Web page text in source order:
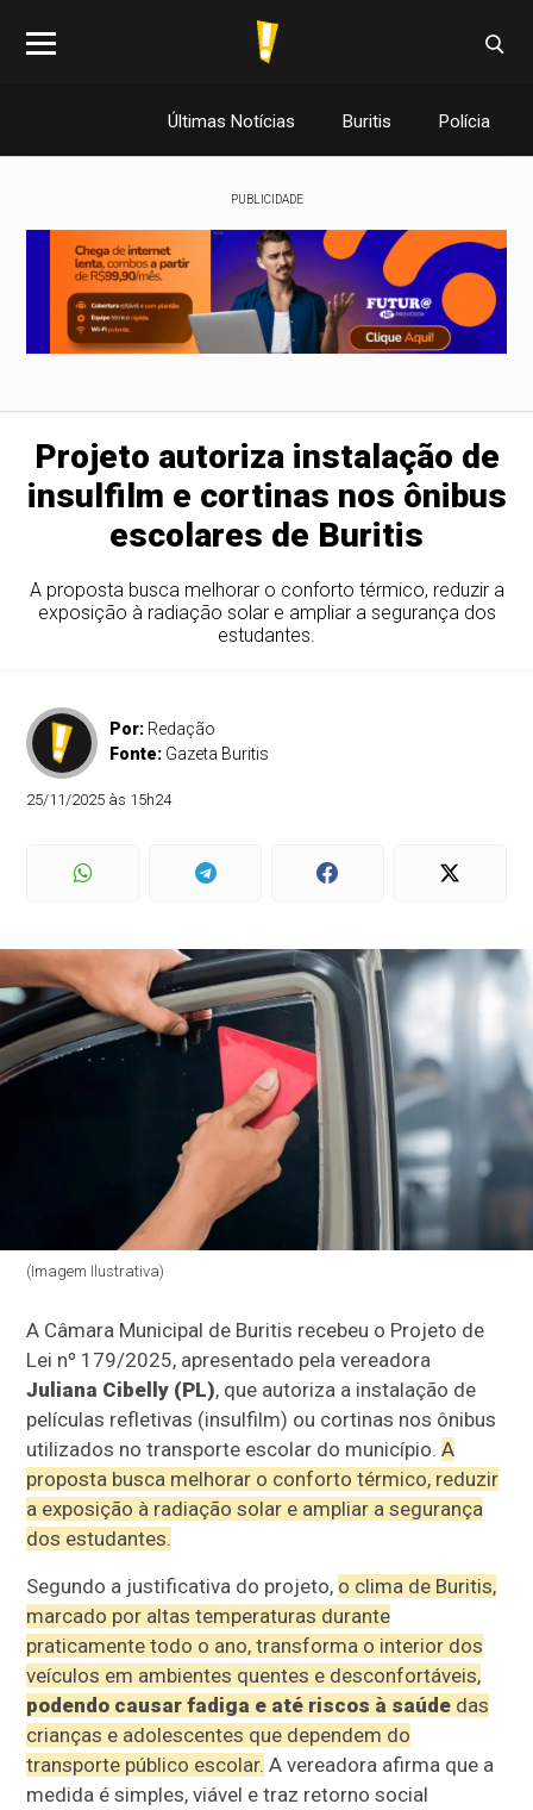
Últimas Notícias Buritis Polícia
PUBLICIDADE
Projeto autoriza instalação de
insulfilm e cortinas nos ônibus
escolares de Buritis
A proposta busca melhorar o conforto térmico, reduzir a
exposição à radiação solar e ampliar a segurança dos
estudantes.
Por: Redação
Fonte: Gazeta Buritis
25/11/2025 às 15h24
(Imagem Ilustrativa)
A Câmara Municipal de Buritis recebeu o Projeto de
Lei nº 179/2025, apresentado pela vereadora
Juliana Cibelly (PL), que autoriza a instalação de
películas refletivas (insulfilm) ou cortinas nos ônibus
utilizados no transporte escolar do município.A
proposta busca melhorar o conforto térmico, reduzir
a exposição à radiação solar e ampliar a segurança
dos estudantes.
Segundo a justificativa do projeto, o clima de Buritis,
marcado por altas temperaturas durante
praticamente todo o ano, transforma o interior dos
veículos em ambientes quentes e desconfortáveis,
podendo causar fadiga e até riscos à saúde das
crianças e adolescentes que dependem do
transporte público escolar. A vereadora afirma que a
medida é simples, viável e traz retorno social